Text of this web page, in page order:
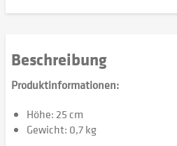
Beschreibung
Produktinformationen:
Höhe: 25 cm
Gewicht: 0,7 kg